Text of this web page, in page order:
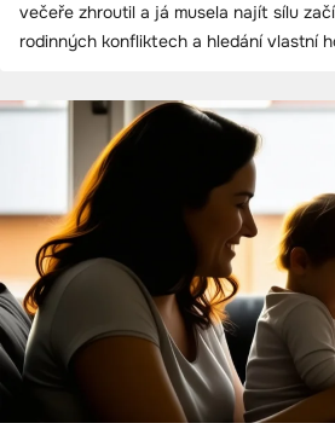
večeře zhroutil a já musela najít sílu
rodinných konfliktech a hledání vlastní